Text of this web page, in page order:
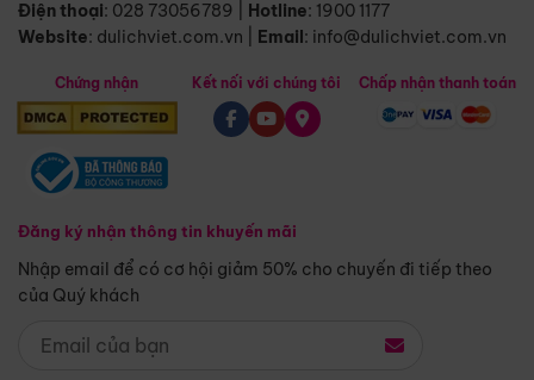
Điện thoại: 028 73056789 Hotline: 1900 1177
Website: dulichviet.com.vn Email: info@dulichviet.com.vn
Chứng nhận
Đăng ký nhận thông tin khuyến mãi
Nhập email để có cơ hội giảm 50% cho chuyến đi tiếp theo
của Quý khách
Kết nối với chúng tôi Chấp nhận thanh toán